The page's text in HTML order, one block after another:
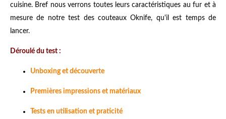
cuisine. Bref nous verrons toutes leurs caractéristiques au fur et à
mesure de notre test des couteaux Oknife, qu'il est temps de
lancer.
Déroulé du test :
Unboxing et découverte
Premières impressions et matériaux
Tests en utilisation et praticité